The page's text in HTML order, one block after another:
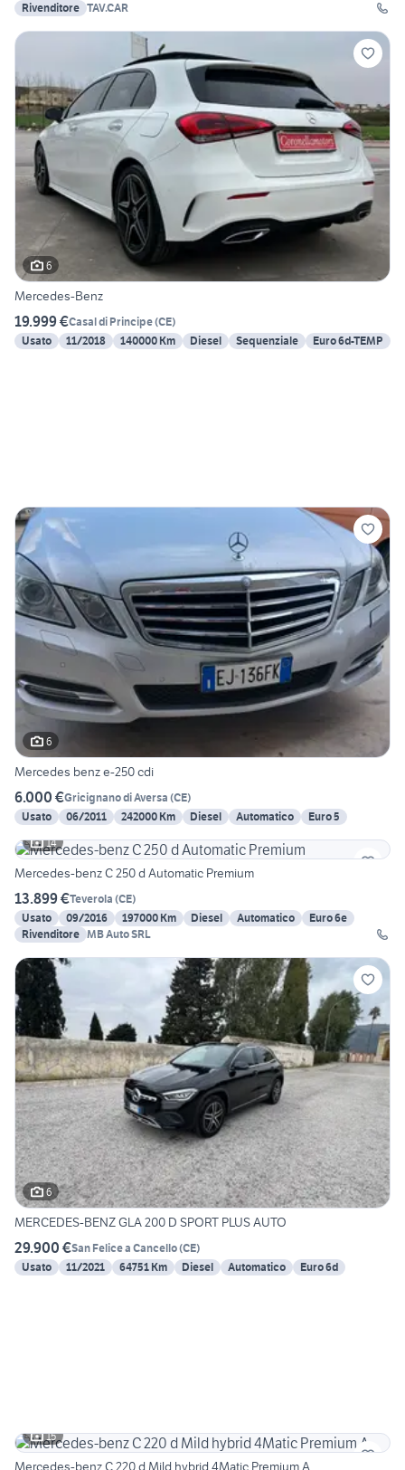
Rivenditore TAV.CAR
6
Mercedes-Benz
19.999 €Casal di Principe(CE)
Usato
11/2018 140000 Km Diesel Sequenziale Euro 6d-TEMP
6
Mercedes benz e-250 cdi
6.000 €Gricignano di Aversa (CE)
Usato
06/2011 242000 Km Diesel Automatico
Euro 5
14
Mercedes-benz C 250 d Automatic Premium
13.899 €Teverola (CE)
Usato
09/2016 197000 Km Diesel Automatico
Euro 6e
Rivenditore MB Auto SRL
6
MERCEDES-BENZ GLA 200 D SPORT PLUS AUTO
29.900 €San Felice a Cancello(CE)
Usato
11/2021 64751 Km Diesel Automatico Euro 6d
15
Mercedes-benz C 220 d Mild hybrid 4Matic Premium A